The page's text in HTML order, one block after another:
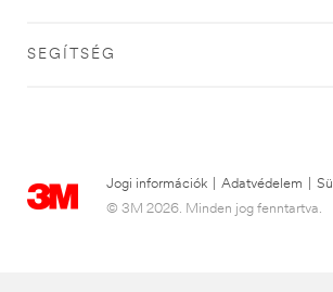
SEGÍTSÉG
Jogi információk Adatvédelem
© 3M 2026. Minden jog fenntartva.